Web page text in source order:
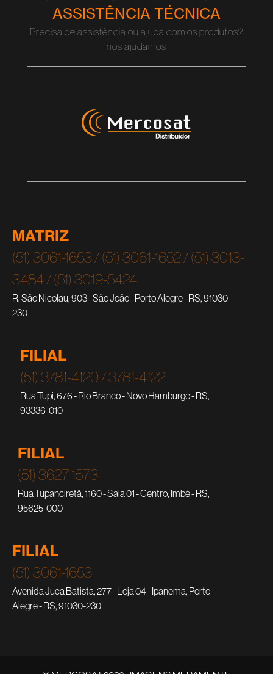
ASSISTÊNCIA TÉCNICA
Precisa de assistência ou ajuda com os produtos?
nós ajudamos
MATRIZ
(51) 3061-1653 / (51) 3061-1652 / (51) 3013-
3484 / (51) 3019-5424
R. São Nicolau, 903 - São João - Porto Alegre - RS, 91030-
230
FILIAL
(51) 3781-4120 / 3781-4122
Rua Tupi, 676 - Rio Branco - Novo Hamburgo - RS,
93336-010
FILIAL
(51) 3627-1573
Rua Tupanciretã, 1160 - Sala 01 - Centro, Imbé - RS,
95625-000
FILIAL
(51) 3061-1653
Avenida Juca Batista, 277 - Loja 04 - Ipanema, Porto
Alegre - RS, 91030-230